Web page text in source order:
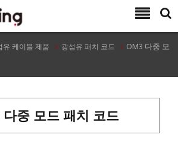
유 케이블 제품 광섬유 패치 코드
OM3 다중 모
중 모드 패치 코드